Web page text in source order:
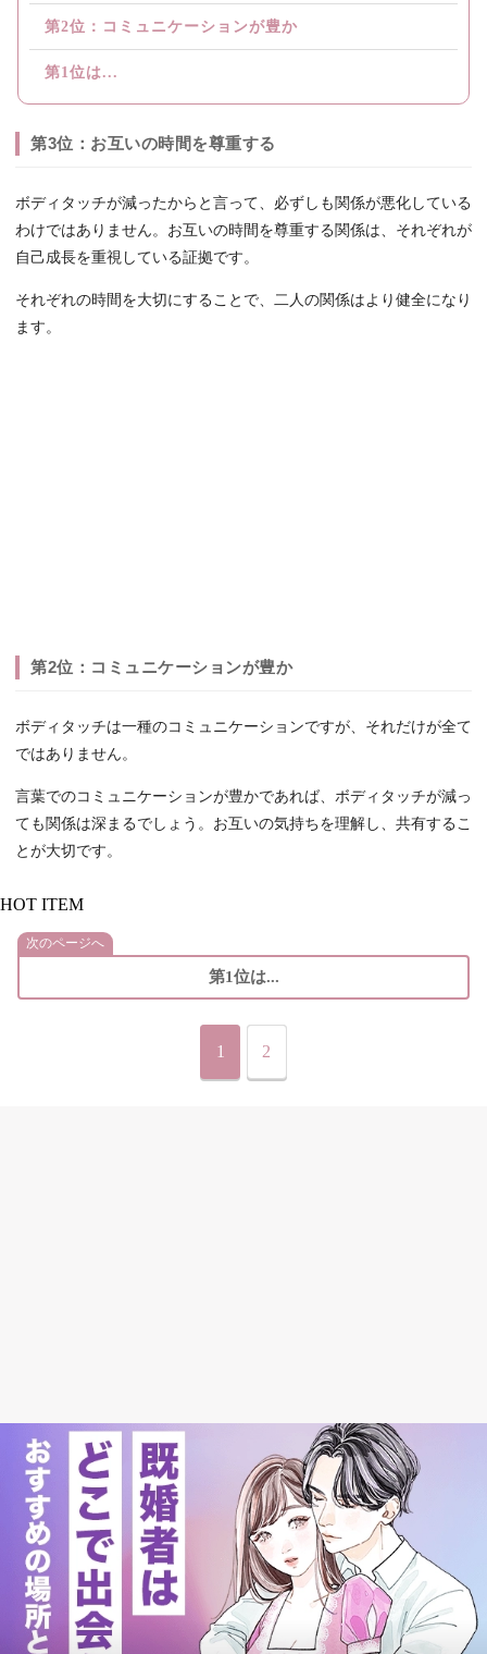
第2位：コミュニケーションが豊か
第1位は...
第3位：お互いの時間を尊重する
ボディタッチが減ったからと言って、必ずしも関係が悪化している
わけではありません。お互いの時間を尊重する関係は、それぞれが
自己成長を重視している証拠です。
それぞれの時間を大切にすることで、二人の関係はより健全になり
ます。
第2位：コミュニケーションが豊か
ボディタッチは一種のコミュニケーションですが、それだけが全て
ではありません。
言葉でのコミュニケーションが豊かであれば、ボディタッチが減っ
ても関係は深まるでしょう。お互いの気持ちを理解し、共有するこ
とが大切です。
HOT ITEM
次のページへ
第1位は...
1 2